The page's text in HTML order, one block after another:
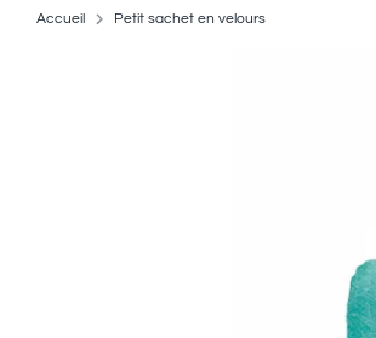
Accueil Petit sachet en velours